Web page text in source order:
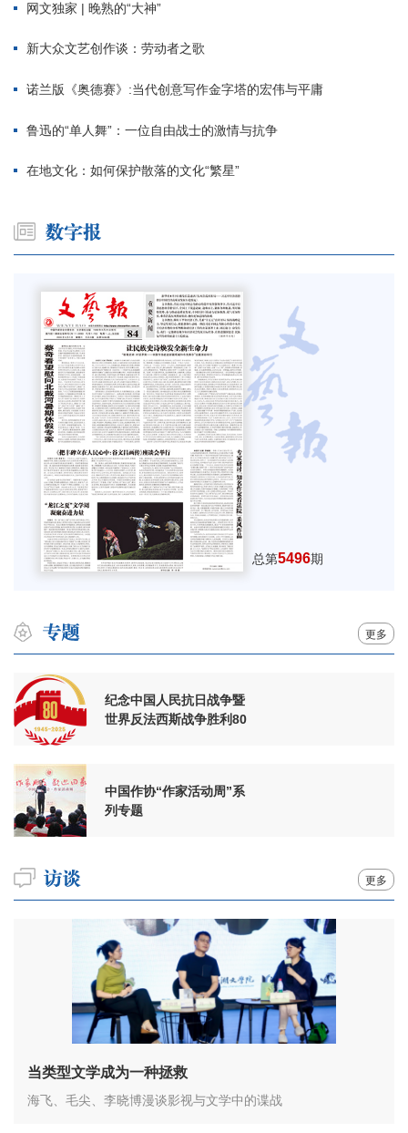
网文独家 | 晚熟的“大神”
新大众文艺创作谈：劳动者之歌
诺兰版《奥德赛》:当代创意写作金字塔的宏伟与平庸
鲁迅的“单人舞”：一位自由战士的激情与抗争
在地文化：如何保护散落的文化“繁星”
总第5496期
更多
纪念中国人民抗日战争暨
世界反法西斯战争胜利80
中国作协“作家活动周”系
列专题
更多
当类型文学成为一种拯救
海飞、毛尖、李晓博漫谈影视与文学中的谍战